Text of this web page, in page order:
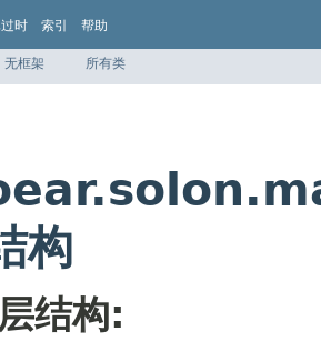
时 索引 帮助
无框架 所有类
构
结构: